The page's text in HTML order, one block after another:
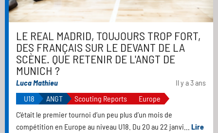
LE REAL MADRID, TOUJOURS TROP FORT,
DES FRANÇAIS SUR LE DEVANT DE LA
SCÈNE. QUE RETENIR DE L'ANGT DE
MUNICH ?
Luca Mathieu
Il y a 3 ans
U18
ANGT Scouting Reports
Europe
C’était le premier tournoi d’un peu plus d’un mois de
compétition en Europe au niveau U18. Du 20 au 22 janvi... Lire